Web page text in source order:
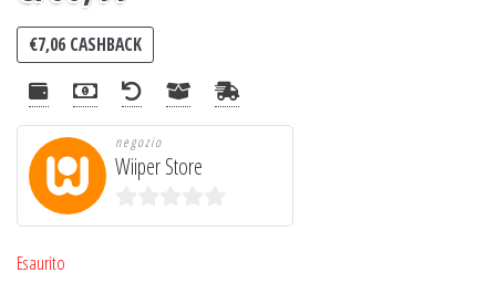
€7,06CASHBACK
negozio
Wiiper Store
0
Esaurito